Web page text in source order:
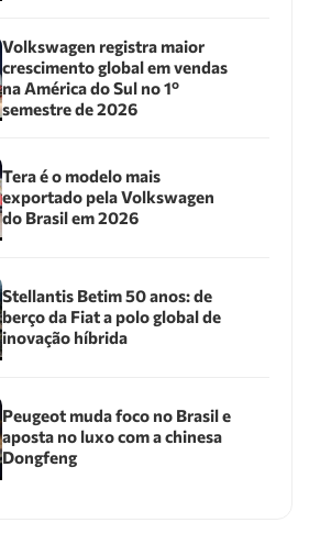
Volkswagen registra maior
crescimento global em vendas
na América do Sul no 1º
semestre de 2026
Tera é o modelo mais
exportado pela Volkswagen
do Brasil em 2026
Stellantis Betim 50 anos: de
berço da Fiat a polo global de
inovação híbrida
Peugeot muda foco no Brasil e
aposta no luxo com a chinesa
Dongfeng